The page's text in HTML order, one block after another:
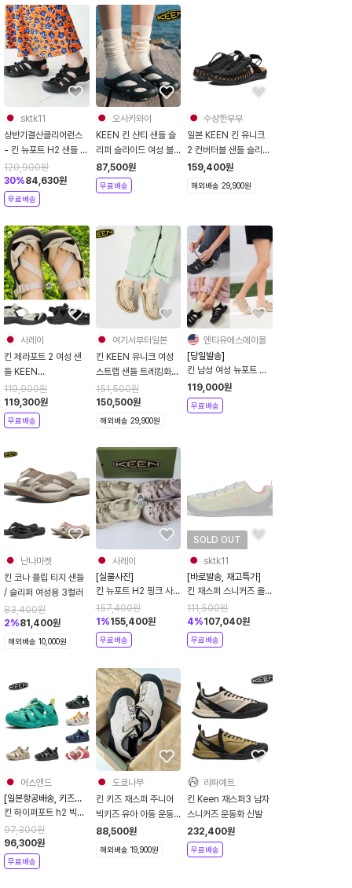
sktk11
상반기결산클리어런스
- 킨 뉴포트 H2 샌들 트
리플블랙 1025028
120,900원
30%84,630원
무료배송
오사카와이
KEEN 킨 샨티 샌들 슬
리퍼 슬라이드 여성 블
랙 1026263
87,500원
무료배송
수상한부부
일본 KEEN 킨 유니크
2 컨버터블 샌들 슬리퍼
블랙 1030680
159,400원
해외배송 29,900원
사레이
킨 제라포트 2 여성 샌
들 KEEN
ZERRAPORT II 블랙
실버 그레이
119,900원
119,300원
무료배송
여기서부터일본
킨 KEEN 유니크 여성
스트랩 샌들 트레킹화
아웃도어 슈즈 사파리
1027445
151,500원
150,500원
해외배송 29,900원
엔티유에스에이몰
[당일발송]
킨 남성 여성 뉴포트 H2
트리플 블랙/모노크롬
사파리 KEEN
NEWPORT H2
119,000원
무료배송
난나마켓
킨 코나 플립 티지 샌들
/ 슬리퍼 여성용 3컬러
83,400원
2%81,400원
해외배송 10,000원
사레이
[실물사진]
킨 뉴포트 H2 핑크 사파
리 블랙 NEWPORT
H2남여공용 샌들
157,400원
1 %155,400원
무료배송
SOLD OUT
sktk11
[바로발송, 재고특가]
킨 재스퍼 스니커즈 올
리브 1027162
111,500원
4%107,040원
무료배송
어스앤드
[일본항공배송, 키즈데
일리샌들]
킨 하이퍼포트 h2 빅키
즈 주니어 트레킹 피셔
맨 샌들
97,300원
96,300원
무료배송
도쿄나무
킨 키즈 재스퍼 주니어
빅키즈 유아 아동 운동
화 버치멀티 베이지
88,500원
해외배송 19,900원
라파예트
킨 Keen 재스퍼3 남자
스니커즈 운동화 신발
232,400원
무료배송